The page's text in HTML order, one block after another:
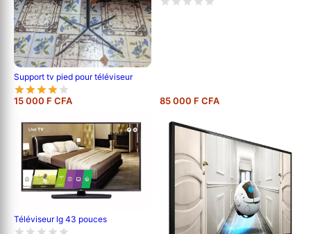
Support tv pied pour téléviseur
15 000 F CFA 85 000 F CFA
Téléviseur lg 43 pouces